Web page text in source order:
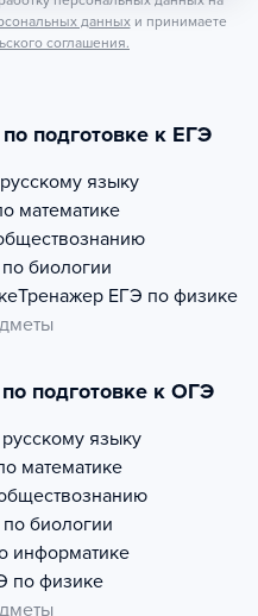
данных и принимаете
соглашения.
подготовке к ЕГЭ
языку
математике
биологии
Тренажер ЕГЭ по физике
подготовке к ОГЭ
языку
математике
биологии
информатике
по физике